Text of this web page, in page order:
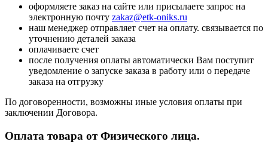
оформляете заказ на сайте или присылаете запрос на
электронную почту zakaz@etk-oniks.ru
наш менеджер отправляет счет на оплату. связывается по
уточнению деталей заказа
оплачиваете счет
после получения оплаты автоматически Вам поступит
уведомление о запуске заказа в работу или о передаче
заказа на отгрузку
По договоренности, возможны иные условия оплаты при
заключении Договора.
Оплата товара от Физического лица.